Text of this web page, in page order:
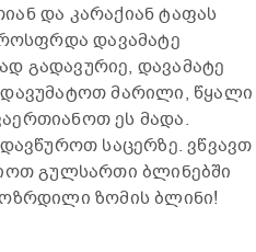
და კარაქიან ტაფას
დავამატე
გადავურიე, დავამატე
მარილი, წყალი
ეს მადა.
საცერზე. ვწვავთ
გულსართი ბლინებში
ზომის ბლინი!